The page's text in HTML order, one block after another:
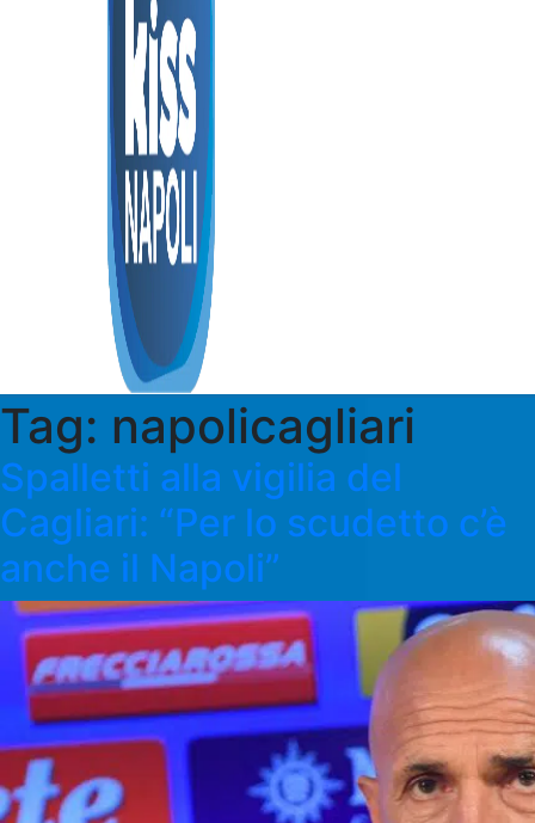
Tag: napolicagliari
Spalletti alla vigilia del
Cagliari: “Per lo scudetto c’è
anche il Napoli”